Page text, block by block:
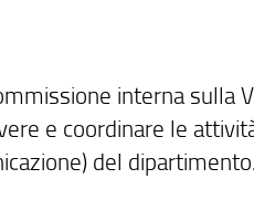
interna sulla
e coordinare le
del dipartimento.